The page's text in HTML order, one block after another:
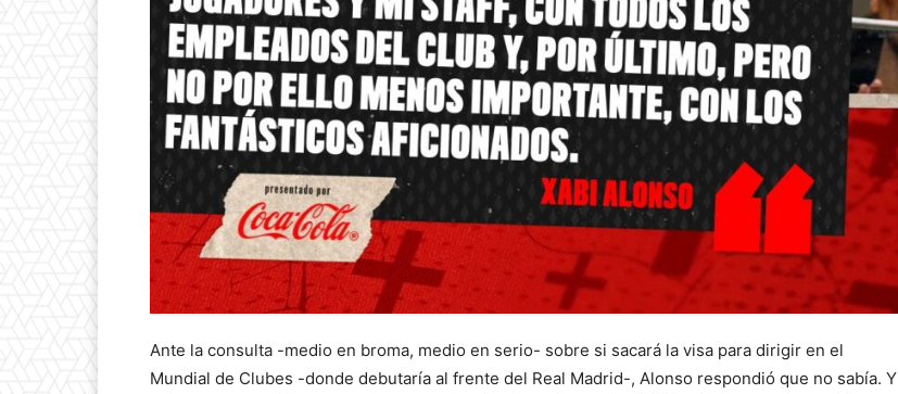
Ante la consulta -medio en broma, medio en serio- sobre si sacará la visa para dirigir en el
Mundial de Clubes -donde debutaría al frente del Real Madrid-, Alonso respondió que no sabía. Y